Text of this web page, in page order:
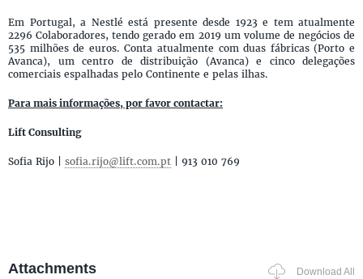
Em Portugal, a Nestlé está presente desde 1923 e tem atualmente
2296 Colaboradores, tendo gerado em 2019 um volume de negócios de
535 milhões de euros. Conta atualmente com duas fábricas (Porto e
Avanca), um centro de distribuição (Avanca) e cinco delegações
comerciais espalhadas pelo Continente e pelas ilhas.
Para mais informações, por favor contactar:
Lift Consulting
Sofia Rijo | sofia.rijo@lift.com.pt | 913 010 769
Attachments Download All